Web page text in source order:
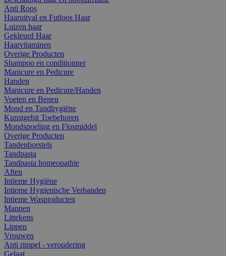
Anti Roos
Haaruitval en Futloos Haar
Luizen haar
Gekleurd Haar
Haarvitaminen
Overige Producten
Shampoo en conditionner
Manicure en Pedicure
Handen
Manicure en Pedicure/Handen
Voeten en Benen
Mond en Tandhygiëne
Kunstgebit Toebehoren
Mondspoeling en Flosmiddel
Overige Producten
Tandenborstels
Tandpasta
Tandpasta homeopathie
Aften
Intieme Hygiëne
Intieme Hygienische Verbanden
Intieme Wasproducten
Mannen
Littekens
Lippen
Vrouwen
Anti rimpel - veroudering
Gelaat